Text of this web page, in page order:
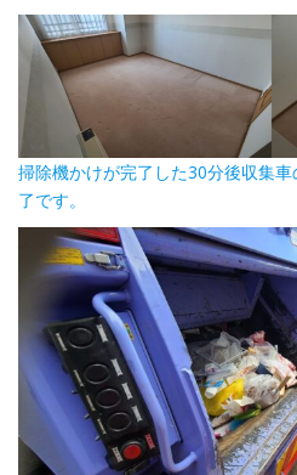
掃除機かけが完了した30分後収集
了です。